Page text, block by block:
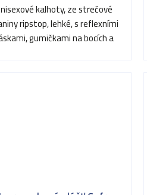
kalhoty, ze strečové
ripstop, lehké, s reflexními
gumičkami na bocích a